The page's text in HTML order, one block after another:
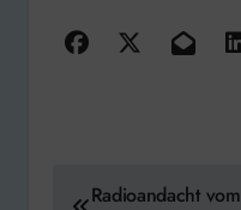
Beitragsnavigation
Radioandacht vom